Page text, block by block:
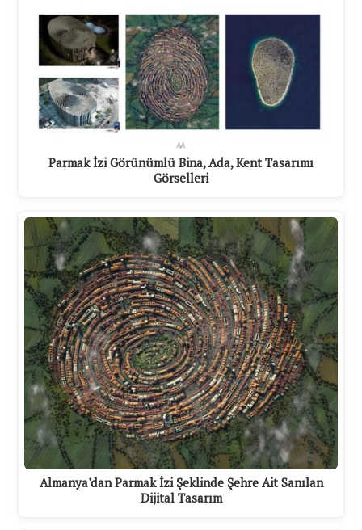
Parmak İzi Görünümlü Bina, Ada, Kent Tasarımı
Görselleri
Almanya'dan Parmak İzi Şeklinde Şehre Ait Sanılan
Dijital Tasarım